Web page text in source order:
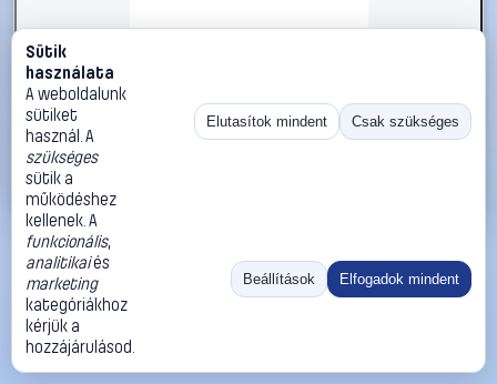
#2734347
kwb 925408 Stukkó spatula
kwb
3 890 Ft
Kosárba
«
Méret:
Rendezés:
©2026
ThermoScope
Cégbemutató
Sütik
használata
A weboldalunk
sütiket
használ. A
szükséges
sütik a
működéshez
kellenek. A
funkcionális,
analitikaiés
marketing
kategóriákhoz
kérjük a
hozzájárulásod.
Elutasítok mindent Csak szükséges
Beállítások Elfogadok mindent